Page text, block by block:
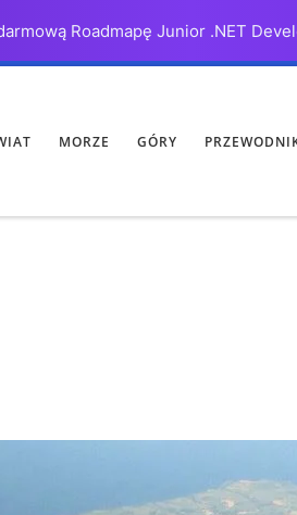
Roadmapę Junior .NET
MORZE GÓRY